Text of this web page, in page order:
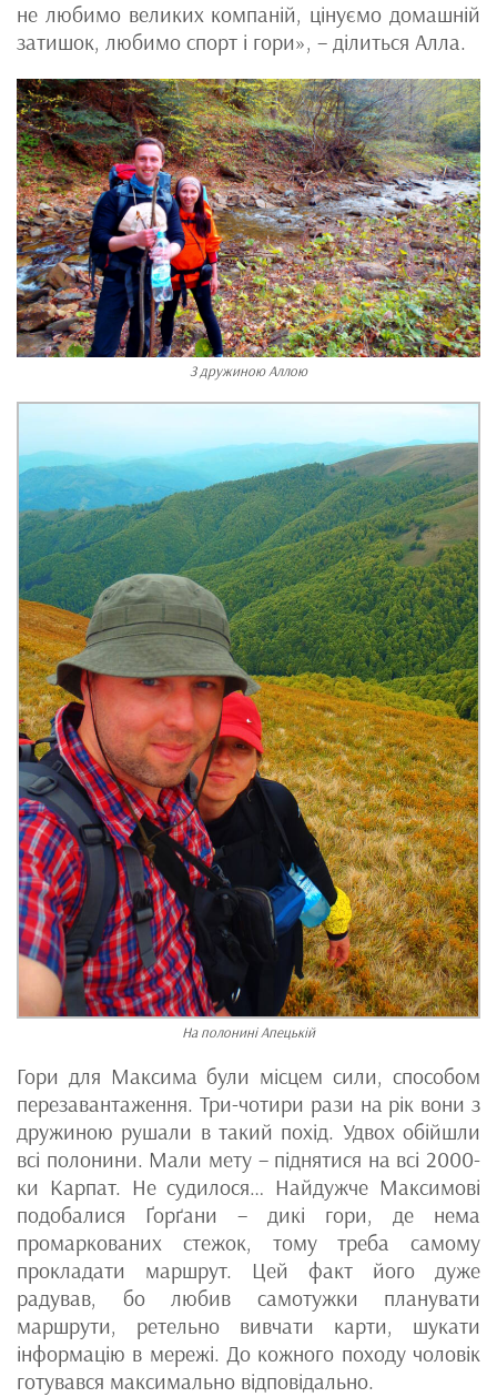
не любимо великих компаній, цінуємо домашній
затишок, любимо спорт і гори», – ділиться Алла.
З дружиною Аллою
На полонині Апецькій
Гори для Максима були місцем сили, способом
перезавантаження. Три-чотири рази на рік вони з
дружиною рушали в такий похід. Удвох обійшли
всі полонини. Мали мету – піднятися на всі 2000-
ки Карпат. Не судилося… Найдужче Максимові
подобалися Ґорґани – дикі гори, де нема
промаркованих стежок, тому треба самому
прокладати маршрут. Цей факт його дуже
радував, бо любив самотужки планувати
маршрути, ретельно вивчати карти, шукати
інформацію в мережі. До кожного походу чоловік
готувався максимально відповідально.